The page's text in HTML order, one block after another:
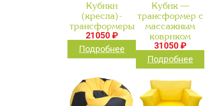
Кубики
(кресла)-
трансформеры
21050 ₽
Подробнее
Кубик —
трансформер с
массажным
ковриком
31050 ₽
Подробнее